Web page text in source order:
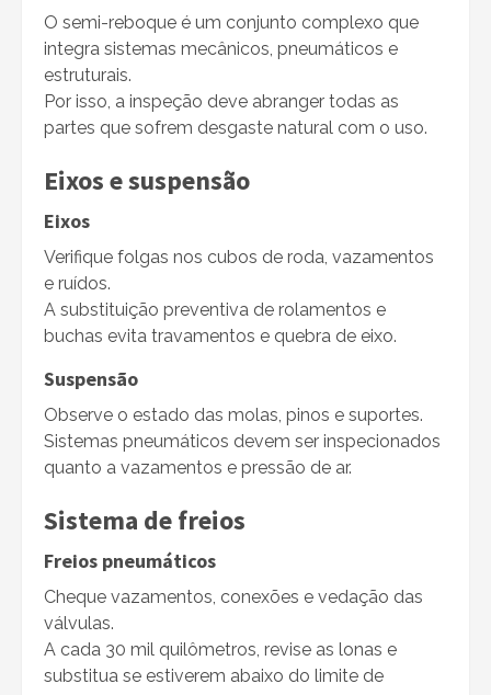
O semi-reboque é um conjunto complexo que
integra sistemas mecânicos, pneumáticos e
estruturais.
Por isso, a inspeção deve abranger todas as
partes que sofrem desgaste natural com o uso.
Eixos e suspensão
Eixos
Verifique folgas nos cubos de roda, vazamentos
e ruídos.
A substituição preventiva de rolamentos e
buchas evita travamentos e quebra de eixo.
Suspensão
Observe o estado das molas, pinos e suportes.
Sistemas pneumáticos devem ser inspecionados
quanto a vazamentos e pressão de ar.
Sistema de freios
Freios pneumáticos
Cheque vazamentos, conexões e vedação das
válvulas.
A cada 30 mil quilômetros, revise as lonas e
substitua se estiverem abaixo do limite de